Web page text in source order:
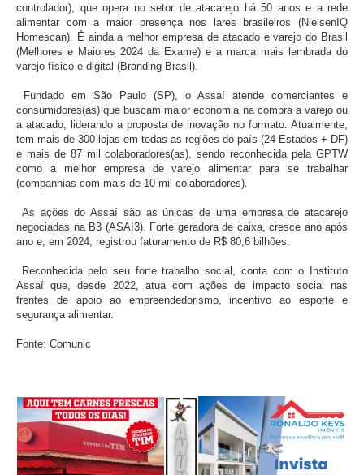
controlador), que opera no setor de atacarejo há 50 anos e a rede
alimentar com a maior presença nos lares brasileiros (NielsenIQ
Homescan). É ainda a melhor empresa de atacado e varejo do Brasil
(Melhores e Maiores 2024 da Exame) e a marca mais lembrada do
varejo físico e digital (Branding Brasil).
Fundado em São Paulo (SP), o Assaí atende comerciantes e
consumidores(as) que buscam maior economia na compra a varejo ou
a atacado, liderando a proposta de inovação no formato. Atualmente,
tem mais de 300 lojas em todas as regiões do país (24 Estados + DF)
e mais de 87 mil colaboradores(as), sendo reconhecida pela GPTW
como a melhor empresa de varejo alimentar para se trabalhar
(companhias com mais de 10 mil colaboradores).
As ações do Assaí são as únicas de uma empresa de atacarejo
negociadas na B3 (ASAI3). Forte geradora de caixa, cresce ano após
ano e, em 2024, registrou faturamento de R$ 80,6 bilhões.
Reconhecida pelo seu forte trabalho social, conta com o Instituto
Assaí que, desde 2022, atua com ações de impacto social nas
frentes de apoio ao empreendedorismo, incentivo ao esporte e
segurança alimentar.
Fonte: Comunic